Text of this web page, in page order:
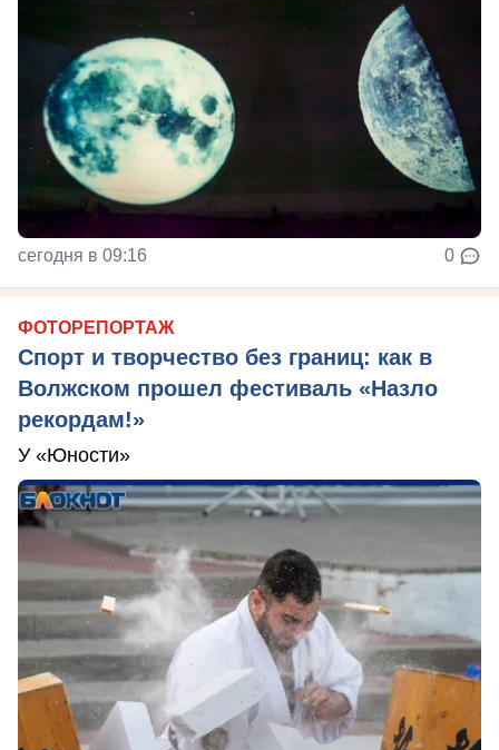
сегодня в 09:16 0
ФОТОРЕПОРТАЖ
Спорт и творчество без границ: как в
Волжском прошел фестиваль «Назло
рекордам!»
У «Юности»